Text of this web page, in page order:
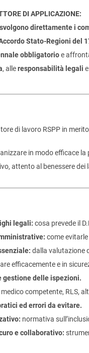
DI APPLICAZIONE:
direttamente i
Stato-Regioni del
obbligatorioe
, alleresponsabilità legali
di lavoro RSPP in
in modo efficace la
attento al benessere
legali: cosa prevede il
come
dalla valutazione
efficacemente e in
gestione delle ispezioni.
medico competente, RLS,
ed errori da evitare.
normativa
e collaborativo: